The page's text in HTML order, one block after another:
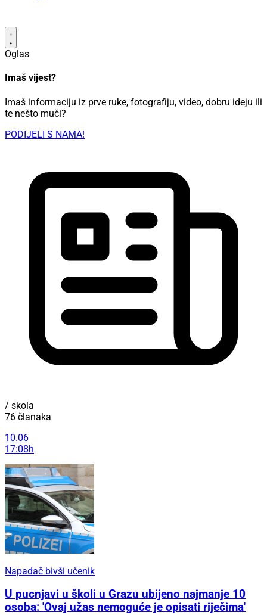
Oglas
Imaš vijest?
Imaš informaciju iz prve ruke, fotografiju, video, dobru ideju ili
te nešto muči?
PODIJELI S NAMA!
/ skola
76 članaka
10.06
17:08h
Napadač bivši učenik
U pucnjavi u školi u Grazu ubijeno najmanje 10
osoba: 'Ovaj užas nemoguće je opisati riječima'